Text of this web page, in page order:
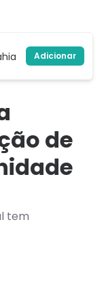
Adicionar
de
tem